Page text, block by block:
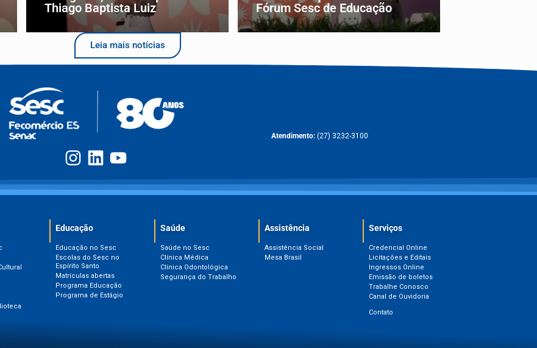
Thiago Baptista Luiz
Fórum Sesc de Educação
Leia mais notícias
Atendimento: (27) 3232-3100
Educação
Educação no Sesc
Escolas do Sesc no
Espírito Santo
Matrículas abertas
Programa Educação
Programa de Estágio
Saúde
Saúde no Sesc
Clínica Médica
Clínica Odontológica
Segurança do Trabalho
Assistência
Assistência Social
Mesa Brasil
Serviços
Credencial Online
Licitações e Editais
Ingressos Online
Emissão de boletos
Trabalhe Conosco
Canal de Ouvidoria
Contato